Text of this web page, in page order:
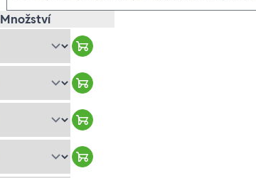
Množství
Warenkorb hinzufügen
Warenkorb hinzufügen
Warenkorb hinzufügen
Warenkorb hinzufügen